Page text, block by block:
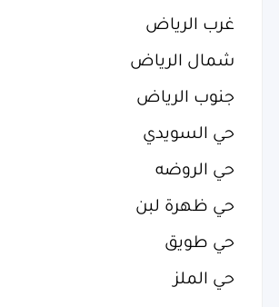
غرب الرياض
شمال الرياض
جنوب الرياض
حي السويدي
حي الروضه
حي ظهرة لبن
حي طويق
حي الملز